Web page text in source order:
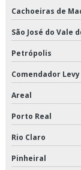
Distribuição de
Distribuição de
Distribuição de
Distribuição de
Distribuição de
Cachoeiras de
São José do Vale
Petrópolis
Comendador
Areal
Porto Real
Rio Claro
Pinheiral